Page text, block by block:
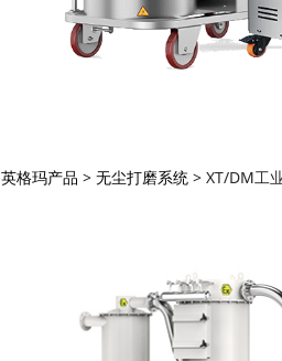
XT/DM工业
英格玛产品 > 无尘打磨系统 > XT/DM工